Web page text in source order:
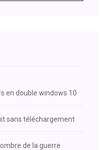
en double windows 10
sans téléchargement
de la guerre